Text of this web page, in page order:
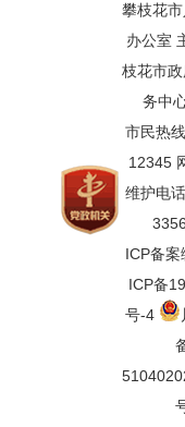
攀枝花
办公室
枝花市
务中
市民热
12345
维护电
ICP备案
ICP备
号-4